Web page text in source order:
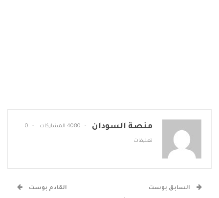
منصة السودان 4080 المشاركات 0
تعليقات
السابق بوست القادم بوست